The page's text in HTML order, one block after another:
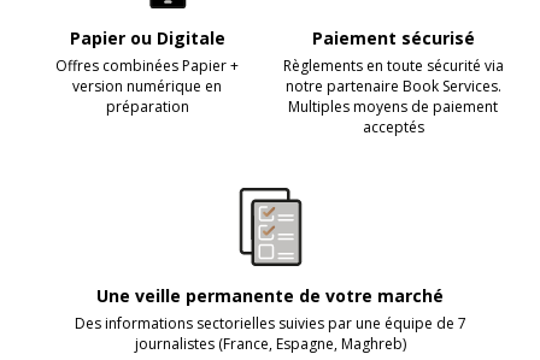
Papier ou Digitale
Offres combinées Papier +
version numérique en
préparation
Paiement sécurisé
Règlements en toute sécurité via
notre partenaire Book Services.
Multiples moyens de paiement
acceptés
Une veille permanente de votre marché
Des informations sectorielles suivies par une équipe de 7
journalistes (France, Espagne, Maghreb)